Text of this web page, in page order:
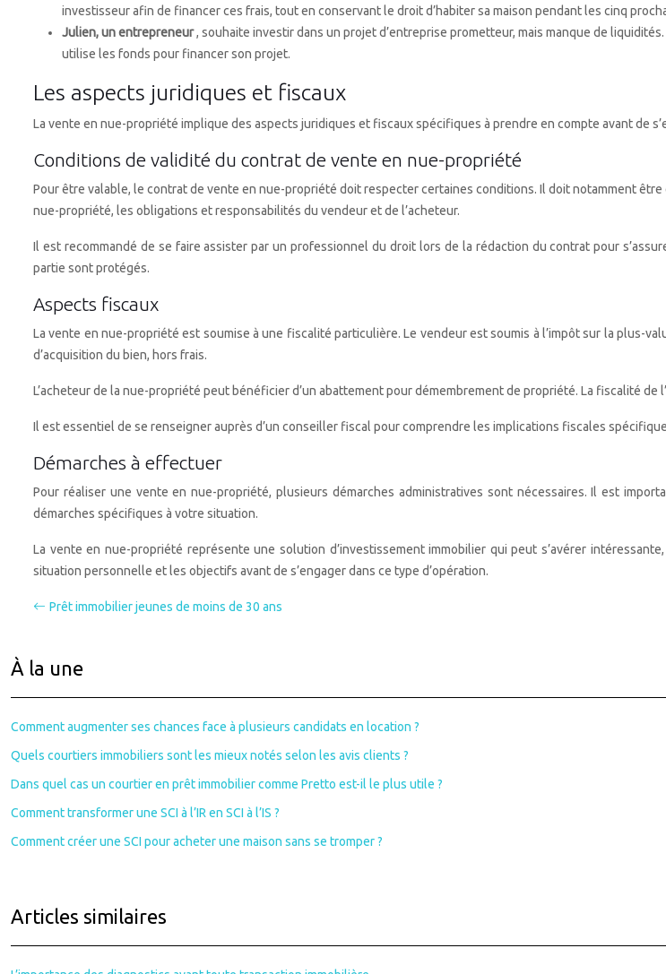
investisseur afin de financer ces frais, tout en conservant le droit d’habiter sa maison pendant les cinq
Julien, un entrepreneur, souhaite investir dans un projet d’entreprise prometteur, mais manque de
utilise les fonds pour financer son projet.
Les aspects juridiques et fiscaux
La vente en nue-propriété implique des aspects juridiques et fiscaux spécifiques à prendre en compte avant de
Conditions de validité du contrat de vente en nue-propriété
Pour être valable, le contrat de vente en nue-propriété doit respecter certaines conditions. Il doit notamment
nue-propriété, les obligations et responsabilités du vendeur et de l’acheteur.
Il est recommandé de se faire assister par un professionnel du droit lors de la rédaction du contrat pour
partie sont protégés.
Aspects fiscaux
La vente en nue-propriété est soumise à une fiscalité particulière. Le vendeur est soumis à l’impôt sur la plus-
d’acquisition du bien, hors frais.
L’acheteur de la nue-propriété peut bénéficier d’un abattement pour démembrement de propriété. La fiscalité
Il est essentiel de se renseigner auprès d’un conseiller fiscal pour comprendre les implications fiscales
Démarches à effectuer
Pour réaliser une vente en nue-propriété, plusieurs démarches administratives sont nécessaires. Il est
démarches spécifiques à votre situation.
La vente en nue-propriété représente une solution d’investissement immobilier qui peut s’avérer
situation personnelle et les objectifs avant de s’engager dans ce type d’opération.
Prêt immobilier jeunes de moins de 30 ans
À la une
Comment augmenter ses chances face à plusieurs candidats en location ?
Quels courtiers immobiliers sont les mieux notés selon les avis clients ?
Dans quel cas un courtier en prêt immobilier comme Pretto est-il le plus utile ?
Comment transformer une SCI à l’IR en SCI à l’IS ?
Comment créer une SCI pour acheter une maison sans se tromper ?
Articles similaires